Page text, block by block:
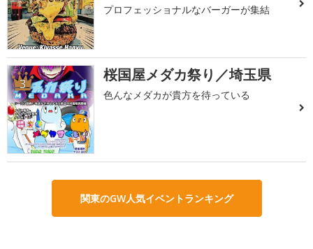
プロフェッショナルなバーガーが集結
3 桜国屋メダカ祭り／埼玉県
色んなメダカが貴方を待っている
関東のGW人気イベントランキング